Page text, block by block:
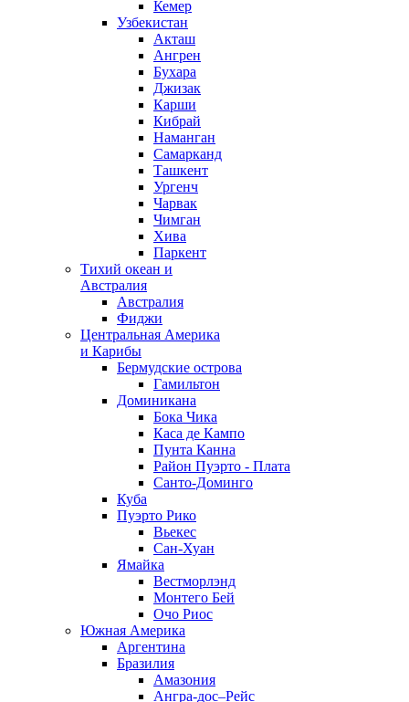
Кемер
Узбекистан
Акташ
Ангрен
Бухара
Джизак
Карши
Кибрай
Наманган
Самарканд
Ташкент
Ургенч
Чарвак
Чимган
Хива
Паркент
Тихий океан и
Австралия
Австралия
Фиджи
Центральная Америка
и Карибы
Бермудские острова
Гамильтон
Доминикана
Бока Чика
Каса де Кампо
Пунта Канна
Район Пуэрто - Плата
Санто-Доминго
Куба
Пуэрто Рико
Вьекес
Сан-Хуан
Ямайка
Вестморлэнд
Монтего Бей
Очо Риос
Южная Америка
Аргентина
Бразилия
Амазония
Ангра-дос–Рейс